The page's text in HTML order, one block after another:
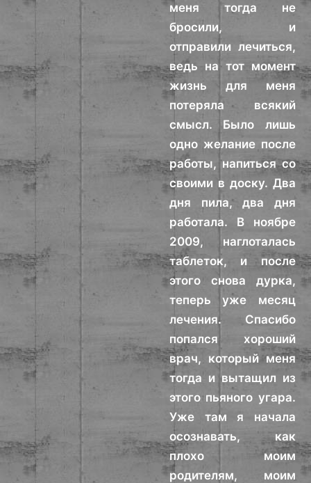
меня тогда не
бросили, и
отправили лечиться,
ведь на тот момент
жизнь для меня
потеряла всякий
смысл. Было лишь
одно желание после
работы, напиться со
своими в доску. Два
дня пила, два дня
работала. В ноябре
2009, наглоталась
таблеток, и после
этого снова дурка,
теперь уже месяц
лечения. Спасибо
попался хороший
врач, который меня
тогда и вытащил из
этого пьяного угара.
Уже там я начала
осознавать, как
плохо моим
родителям, моим